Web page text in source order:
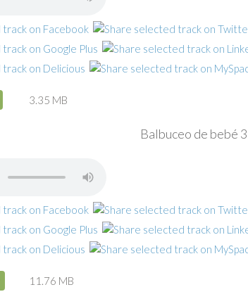
3.35 MB
Balbuceo de bebé 3
11.76 MB